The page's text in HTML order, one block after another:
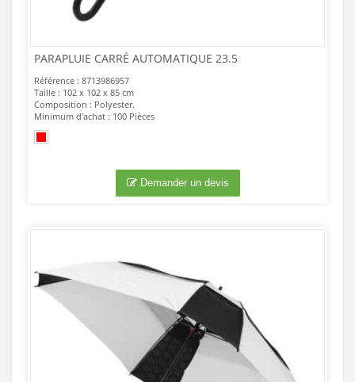
PARAPLUIE CARRÉ AUTOMATIQUE 23.5
Référence : 8713986957
Taille : 102 x 102 x 85 cm
Composition : Polyester.
Minimum d'achat : 100 Pièces
Demander un devis